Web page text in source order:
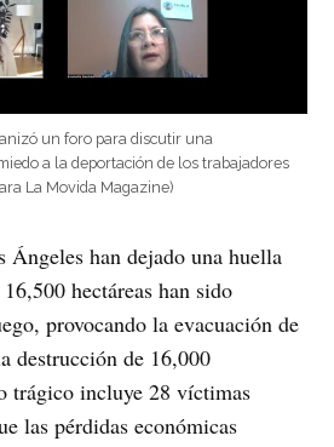
un foro para discutir una
a la deportación de los trabajadores
La Movida Magazine)
Ángeles han dejado una huella
hectáreas han sido
provocando la evacuación de
destrucción de 16,000
trágico incluye 28 víctimas
las pérdidas económicas